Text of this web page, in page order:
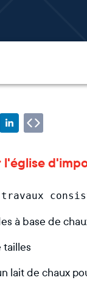
l'église
à base de
tailles
lait de chaux